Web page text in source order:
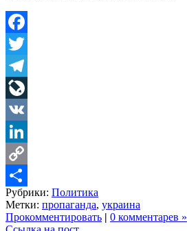
Facebook
Twitter
Telegram
LiveJournal
VK
LinkedIn
Copy
Link
Share
Рубрики: Политика
Метки: пропаганда, украина
Прокомментировать | 0 комментарев »